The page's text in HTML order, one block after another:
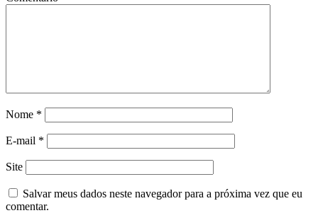
Nome *
E-mail *
Site
Salvar meus dados neste navegador para a próxima vez que eu
comentar.